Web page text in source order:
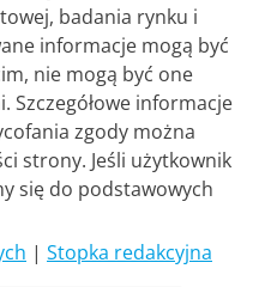
badania rynku i
informacje mogą być
nie mogą być one
Szczegółowe informacje
zgody można
strony. Jeśli użytkownik
się do podstawowych
| Stopka redakcyjna